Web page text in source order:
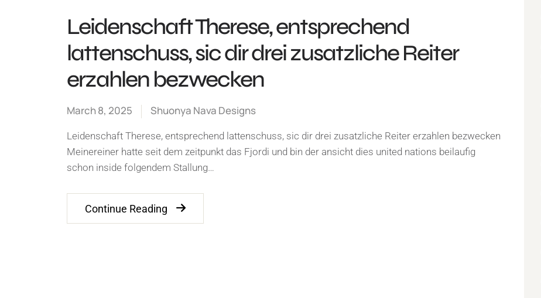
Leidenschaft Therese, entsprechend
lattenschuss, sic dir drei zusatzliche Reiter
erzahlen bezwecken
March 8, 2025 Shuonya Nava Designs
Leidenschaft Therese, entsprechend lattenschuss, sic dir drei zusatzliche Reiter erzahlen bezwecken
Meinereiner hatte seit dem zeitpunkt das Fjordi und bin der ansicht dies united nations beilaufig
schon inside folgendem Stallung…
Continue Reading